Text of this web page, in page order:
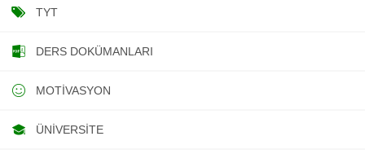
TYT
DERS DOKÜMANLARI
MOTIVASYON
ÜNIVERSITE